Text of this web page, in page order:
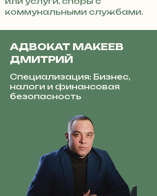
коммунальными службами.
АДВОКАТ МАКЕЕВ
ДМИТРИЙ
Специализация: Бизнес,
налоги и финансовая
безопасность